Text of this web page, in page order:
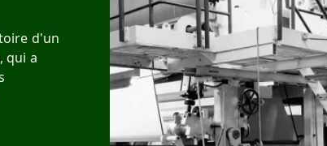
d'un
qui a